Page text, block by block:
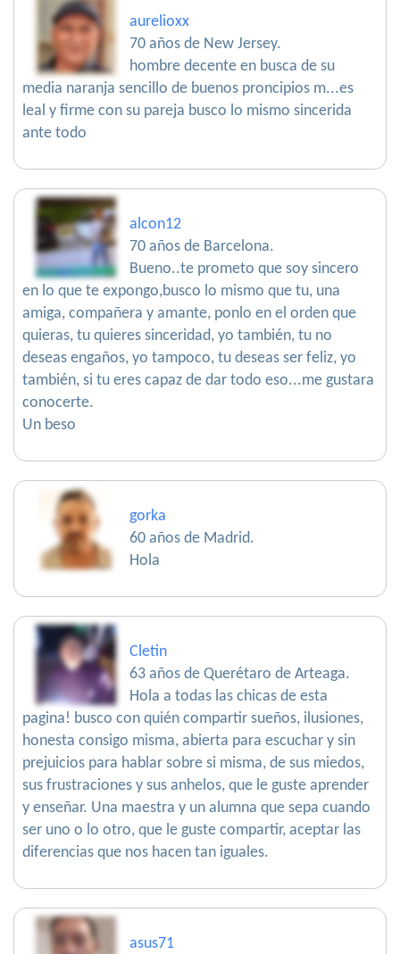
aurelioxx
70 años de New Jersey.
hombre decente en busca de su
media naranja sencillo de buenos proncipios m...es
leal y firme con su pareja busco lo mismo sincerida
ante todo
alcon12
70 años de Barcelona.
Bueno..te prometo que soy sincero
en lo que te expongo,busco lo mismo que tu, una
amiga, compañera y amante, ponlo en el orden que
quieras, tu quieres sinceridad, yo también, tu no
deseas engaños, yo tampoco, tu deseas ser feliz, yo
también, si tu eres capaz de dar todo eso...me gustara
conocerte.
Un beso
gorka
60 años de Madrid.
Hola
Cletin
63 años de Querétaro de Arteaga.
Hola a todas las chicas de esta
pagina! busco con quién compartir sueños, ilusiones,
honesta consigo misma, abierta para escuchar y sin
prejuicios para hablar sobre si misma, de sus miedos,
sus frustraciones y sus anhelos, que le guste aprender
y enseñar. Una maestra y un alumna que sepa cuando
ser uno o lo otro, que le guste compartir, aceptar las
diferencias que nos hacen tan iguales.
asus71